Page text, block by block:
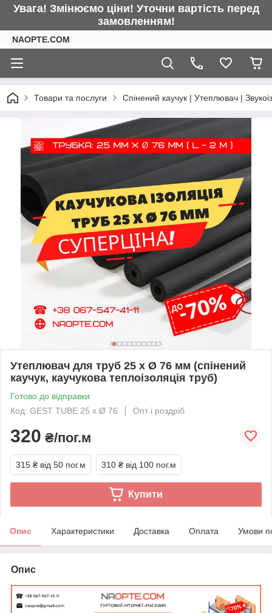
Увага! Змінюємо ціни! Уточни вартість перед
замовленням!
NAOPTE.COM
Товари та послуги Спінений каучук | Утеплювач |
Утеплювач для труб 25 х Ø 76 мм (спінений
каучук, каучукова теплоізоляція труб)
Готово до відправки
Код: GEST TUBE 25 х Ø 76
Опт і роздріб
320 ₴/пог.м
315 ₴ від 50 пог.м 310 ₴ від 100 пог.м
Купити
Опис Характеристики Доставка Оплата Умови
Опис